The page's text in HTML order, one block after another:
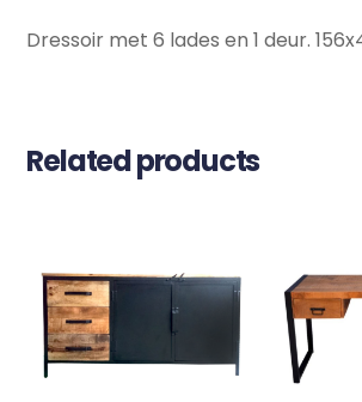
Dressoir met 6 lades en 1 deur.
Related products